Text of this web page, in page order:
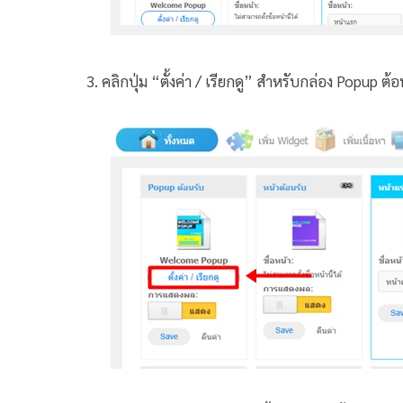
3. คลิกปุ่ม “ตั้งค่า / เรียกดู” สำหรับกล่อง Popup ต้